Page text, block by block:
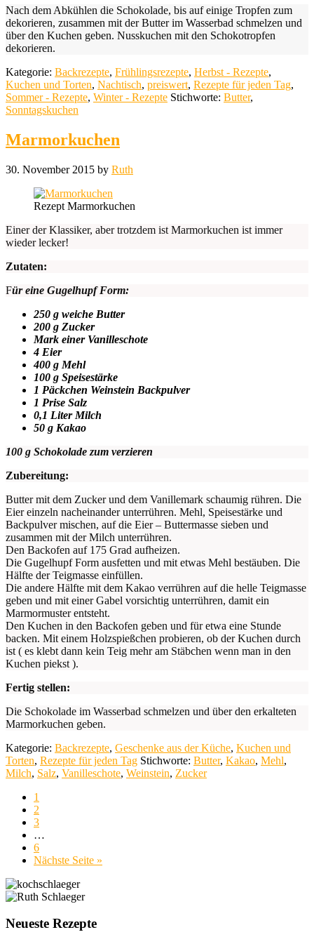
Nach dem Abkühlen die Schokolade, bis auf einige Tropfen zum
dekorieren, zusammen mit der Butter im Wasserbad schmelzen und
über den Kuchen geben. Nusskuchen mit den Schokotropfen
dekorieren.
Kategorie: Backrezepte, Frühlingsrezepte, Herbst - Rezepte,
Kuchen und Torten, Nachtisch, preiswert, Rezepte für jeden Tag,
Sommer - Rezepte, Winter - Rezepte Stichworte: Butter,
Sonntagskuchen
Marmorkuchen
30. November 2015 by Ruth
Rezept Marmorkuchen
Einer der Klassiker, aber trotzdem ist Marmorkuchen ist immer
wieder lecker!
Zutaten:
Für eine Gugelhupf Form:
250 g weiche Butter
200 g Zucker
Mark einer Vanilleschote
4 Eier
400 g Mehl
100 g Speisestärke
1 Päckchen Weinstein Backpulver
1 Prise Salz
0,1 Liter Milch
50 g Kakao
100 g Schokolade zum verzieren
Zubereitung:
Butter mit dem Zucker und dem Vanillemark schaumig rühren. Die
Eier einzeln nacheinander unterrühren. Mehl, Speisestärke und
Backpulver mischen, auf die Eier – Buttermasse sieben und
zusammen mit der Milch unterrühren.
Den Backofen auf 175 Grad aufheizen.
Die Gugelhupf Form ausfetten und mit etwas Mehl bestäuben. Die
Hälfte der Teigmasse einfüllen.
Die andere Hälfte mit dem Kakao verrühren auf die helle Teigmasse
geben und mit einer Gabel vorsichtig unterrühren, damit ein
Marmormuster entsteht.
Den Kuchen in den Backofen geben und für etwa eine Stunde
backen. Mit einem Holzspießchen probieren, ob der Kuchen durch
ist ( es klebt dann kein Teig mehr am Stäbchen wenn man in den
Kuchen piekst ).
Fertig stellen:
Die Schokolade im Wasserbad schmelzen und über den erkalteten
Marmorkuchen geben.
Kategorie: Backrezepte, Geschenke aus der Küche, Kuchen und
Torten, Rezepte für jeden Tag Stichworte: Butter, Kakao, Mehl,
Milch, Salz, Vanilleschote, Weinstein, Zucker
Seite
1
Seite
2
Seite
3
Zwischenseiten
…
Seite
6
Nächste Seite aufrufen
»
Seitenspalte
Neueste Rezepte